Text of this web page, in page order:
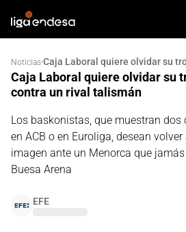
Noticias·
Caja Laboral quiere olvidar su
contra un rival talismán
Los baskonistas, que muestran dos
en ACB o en Euroliga, desean
imagen ante un Menorca que
Buesa Arena
EFE